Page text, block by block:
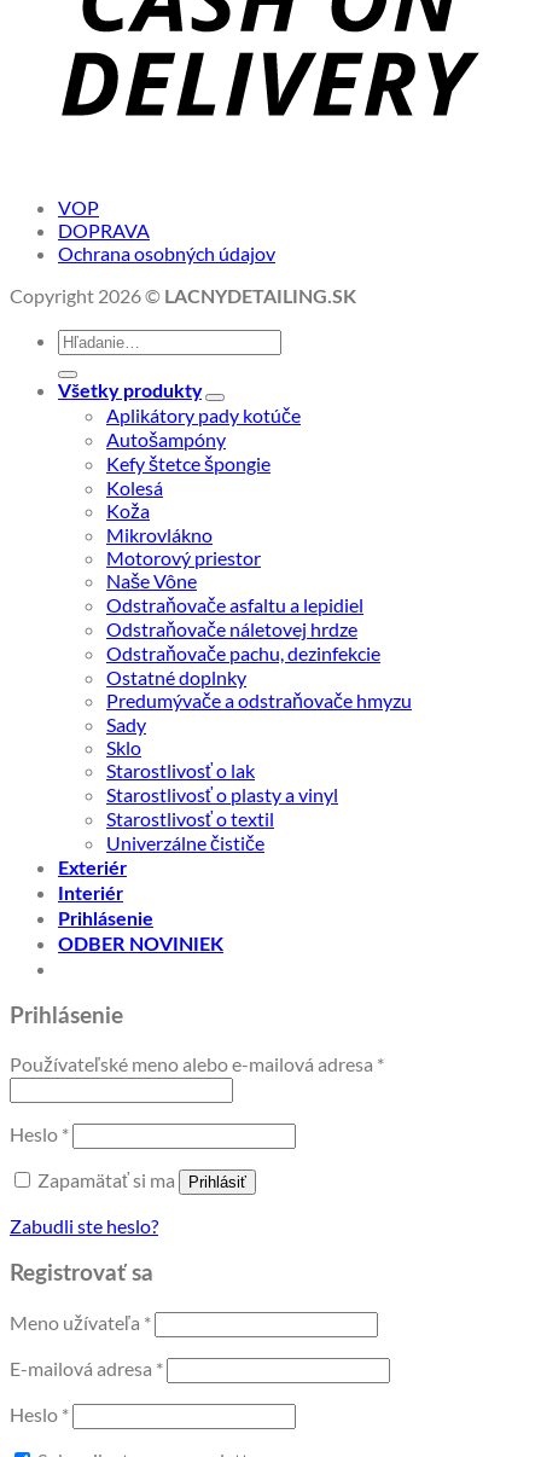
VOP
DOPRAVA
Ochrana osobných údajov
Copyright 2026 © LACNYDETAILING.SK
Hľadať:
Všetky produkty
Aplikátory pady kotúče
Autošampóny
Kefy štetce špongie
Kolesá
Koža
Mikrovlákno
Motorový priestor
Naše Vône
Odstraňovače asfaltu a lepidiel
Odstraňovače náletovej hrdze
Odstraňovače pachu, dezinfekcie
Ostatné doplnky
Predumývače a odstraňovače hmyzu
Sady
Sklo
Starostlivosť o lak
Starostlivosť o plasty a vinyl
Starostlivosť o textil
Univerzálne čističe
Exteriér
Interiér
Prihlásenie
ODBER NOVINIEK
Prihlásenie
Používateľské meno alebo e-mailová adresa *Povinné
Heslo *Povinné
Zapamätať si ma Prihlásiť
Zabudli ste heslo?
Registrovať sa
Meno užívateľa *Povinné
E-mailová adresa *Povinné
Heslo *Povinné